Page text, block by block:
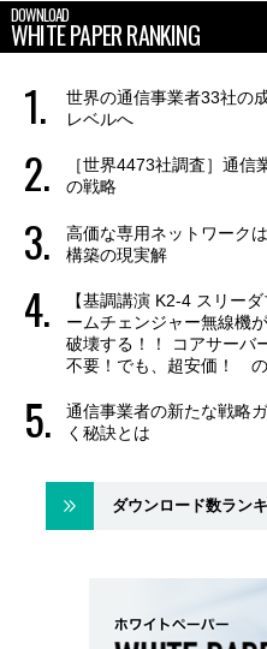
DOWNLOAD
WHITE PAPER RANKING
世界の通信事業者33社の
レベルへ
［世界4473社調査］通
の戦略
高価な専用ネットワーク
構築の現実解
【基調講演 K2-4 スリー
ームチェンジャー無線機
破壊する！！ コアサーバ
不要！でも、超安価！
通信事業者の新たな戦略
く秘訣とは
ダウンロード数ラン